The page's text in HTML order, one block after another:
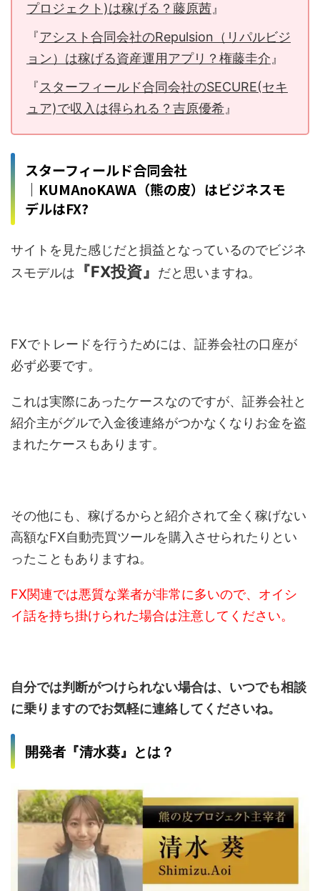
プロジェクト)は稼げる？藤原茜』
『アシスト合同会社のRepulsion（リパルビジ
ョン）は稼げる資産運用アプリ？権藤圭介』
『スターフィールド合同会社のSECURE(セキ
ュア)で収入は得られる？吉原優希』
スターフィールド合同会社
│KUMAnoKAWA（熊の皮）はビジネスモ
デルはFX?
サイトを見た感じだと損益となっているのでビジネ
スモデルは
『FX投資』 だと思いますね。
FXでトレードを行うためには、証券会社の口座が
必ず必要です。
これは実際にあったケースなのですが、証券会社と
紹介主がグルで入金後連絡がつかなくなりお金を盗
まれたケースもあります。
その他にも、稼げるからと紹介されて全く稼げない
高額なFX自動売買ツールを購入させられたりとい
ったこともありますね。
FX関連では悪質な業者が非常に多いので、オイシ
イ話を持ち掛けられた場合は注意してください。
自分では判断がつけられない場合は、いつでも相談
に乗りますのでお気軽に連絡してくださいね。
開発者『清水葵』とは？